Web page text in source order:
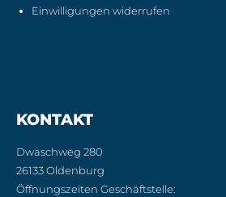
Einwilligungen widerrufen
KONTAKT
Dwaschweg 280
26133 Oldenburg
Öffnungszeiten Geschäftstelle: